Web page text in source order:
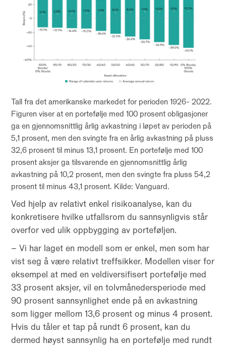
Tall fra det amerikanske markedet for perioden 1926- 2022.
Figuren viser at en portefølje med 100 prosent obligasjoner
ga en gjennomsnittlig årlig avkastning i løpet av perioden på
5,1 prosent, men den svingte fra en årlig avkastning på pluss
32,6 prosent til minus 13,1 prosent. En portefølje med 100
prosent aksjer ga tilsvarende en gjennomsnittlig årlig
avkastning på 10,2 prosent, men den svingte fra pluss 54,2
prosent til minus 43,1 prosent. Kilde: Vanguard.
Ved hjelp av relativt enkel risikoanalyse, kan du
konkretisere hvilke utfallsrom du sannsynligvis står
overfor ved ulik oppbygging av porteføljen.
– Vi har laget en modell som er enkel, men som har
vist seg å være relativt treffsikker. Modellen viser for
eksempel at med en veldiversifisert portefølje med
33 prosent aksjer, vil en tolvmånedersperiode med
90 prosent sannsynlighet ende på en avkastning
som ligger mellom 13,6 prosent og minus 4 prosent.
Hvis du tåler et tap på rundt 6 prosent, kan du
dermed høyst sannsynlig ha en portefølje med rundt